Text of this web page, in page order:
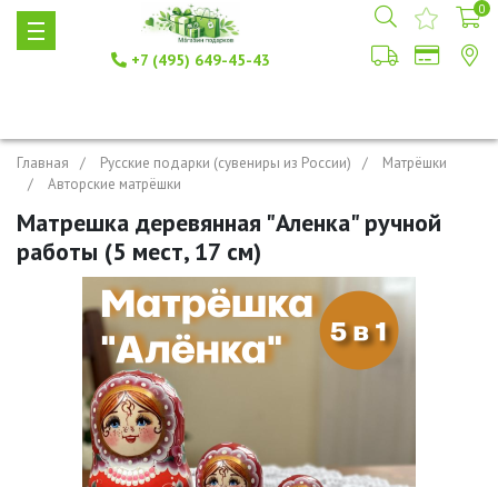
+7 (495) 649-45-43
0
Главная Русские подарки (сувениры из России)
Матрёшки
Авторские матрёшки
Матрешка деревянная "Аленка" ручной
работы (5 мест, 17 см)